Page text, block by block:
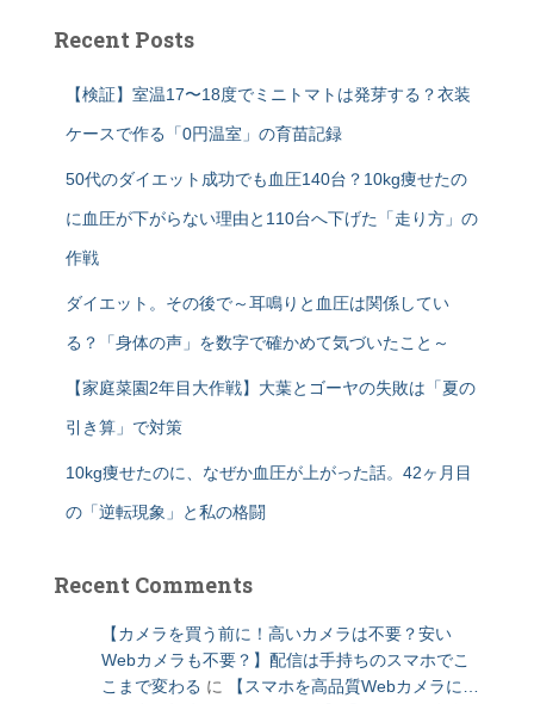
Recent Posts
【検証】室温17〜18度でミニトマトは発芽する？衣装
ケースで作る「0円温室」の育苗記録
50代のダイエット成功でも血圧140台？10kg痩せたの
に血圧が下がらない理由と110台へ下げた「走り方」の
作戦
ダイエット。その後で～耳鳴りと血圧は関係してい
る？「身体の声」を数字で確かめて気づいたこと～
【家庭菜園2年目大作戦】大葉とゴーヤの失敗は「夏の
引き算」で対策
10kg痩せたのに、なぜか血圧が上がった話。42ヶ月目
の「逆転現象」と私の格闘
Recent Comments
【カメラを買う前に！高いカメラは不要？安い
Webカメラも不要？】配信は手持ちのスマホでこ
こまで変わる に
【スマホを高品質Webカメラに…